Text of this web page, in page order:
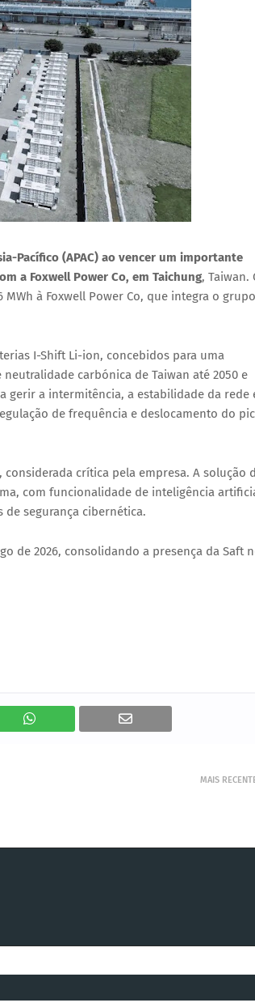
Pacífico (APAC) ao vencer um importante
a Foxwell Power Co, em Taichung, Taiwan.
MWh à Foxwell Power Co, que integra o grupo
I-Shift Li-ion, concebidos para uma
carbónica de Taiwan até 2050 e
gerir a intermitência, a estabilidade da rede
de frequência e deslocamento do
, considerada crítica pela empresa. A solução
com funcionalidade de inteligência
segurança cibernética.
de 2026, consolidando a presença da Saft
MAIS